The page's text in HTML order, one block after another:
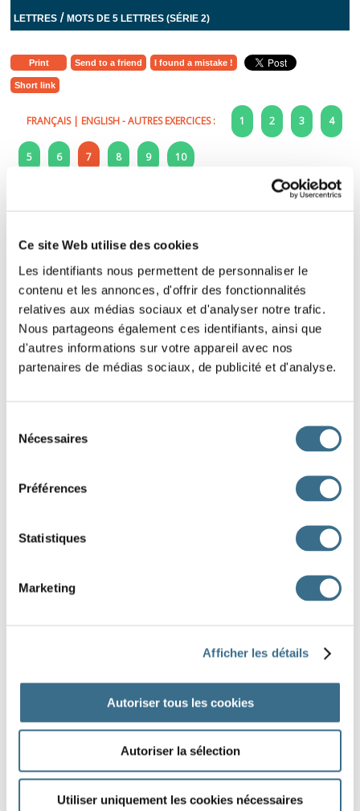
Ce site Web utilise des cookies
Les identifiants nous permettent de personnaliser le
contenu et les annonces, d'offrir des fonctionnalités
relatives aux médias sociaux et d'analyser notre trafic.
Nous partageons également ces identifiants, ainsi que
d'autres informations sur votre appareil avec nos
partenaires de médias sociaux, de publicité et d'analyse.
Nécessaires
Préférences
Statistiques
Marketing
Afficher les détails
Autoriser tous les cookies
Autoriser la sélection
Utiliser uniquement les cookies nécessaires
LETTRES /MOTS DE 5 LETTRES (SÉRIE 2)
Print Send to a friend I found a mistake !
Short link
FRANÇAIS| ENGLISH- AUTRES EXERCICES : 1 2 3 4
5 6 7 8 9 10
Put the letters on the right order (drags the
letters)
Hint: Pierre
R O E C H